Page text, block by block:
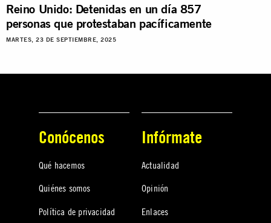
Reino Unido: Detenidas en un día 857
personas que protestaban pacíficamente
MARTES, 23 DE SEPTIEMBRE, 2025
Conócenos
Qué hacemos
Quiénes somos
Política de privacidad
Infórmate
Actualidad
Opinión
Enlaces